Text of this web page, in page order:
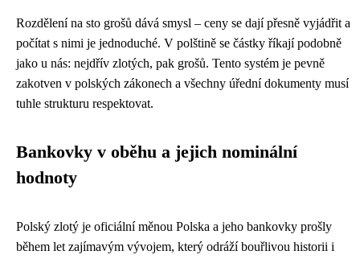
Rozdělení na sto grošů dává smysl – ceny se dají přesně vyjádřit a
počítat s nimi je jednoduché. V polštině se částky říkají podobně
jako u nás: nejdřív zlotých, pak grošů. Tento systém je pevně
zakotven v polských zákonech a všechny úřední dokumenty musí
tuhle strukturu respektovat.
Bankovky v oběhu a jejich nominální
hodnoty
Polský zlotý je oficiální měnou Polska a jeho bankovky prošly
během let zajímavým vývojem, který odráží bouřlivou historii i